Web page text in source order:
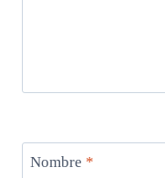
Nombre *